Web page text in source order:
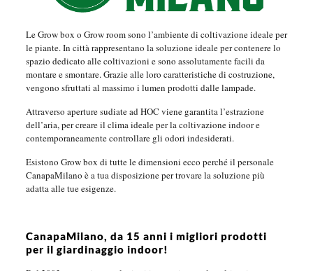
Le Grow box o Grow room sono l’ambiente di coltivazione ideale per
le piante. In città rappresentano la soluzione ideale per contenere lo
spazio dedicato alle coltivazioni e sono assolutamente facili da
montare e smontare. Grazie alle loro caratteristiche di costruzione,
vengono sfruttati al massimo i lumen prodotti dalle lampade.
Attraverso aperture sudiate ad HOC viene garantita l’estrazione
dell’aria, per creare il clima ideale per la coltivazione indoor e
contemporaneamente controllare gli odori indesiderati.
Esistono Grow box di tutte le dimensioni ecco perché il personale
CanapaMilano è a tua disposizione per trovare la soluzione più
adatta alle tue esigenze.
CanapaMilano, da 15 anni i migliori prodotti
per il giardinaggio indoor!